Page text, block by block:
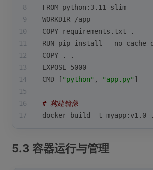
8
FROM python:3.11-slim
9
WORKDIR /app
10
COPY requirements.txt .
11
RUN pip install --no-
12
COPY . .
13
EXPOSE 5000
14
CMD [ "python" , "app.py" ]
15
16
# 构建镜像
17
docker build -t myapp:v1.0 .
5.3 容器运行与管理